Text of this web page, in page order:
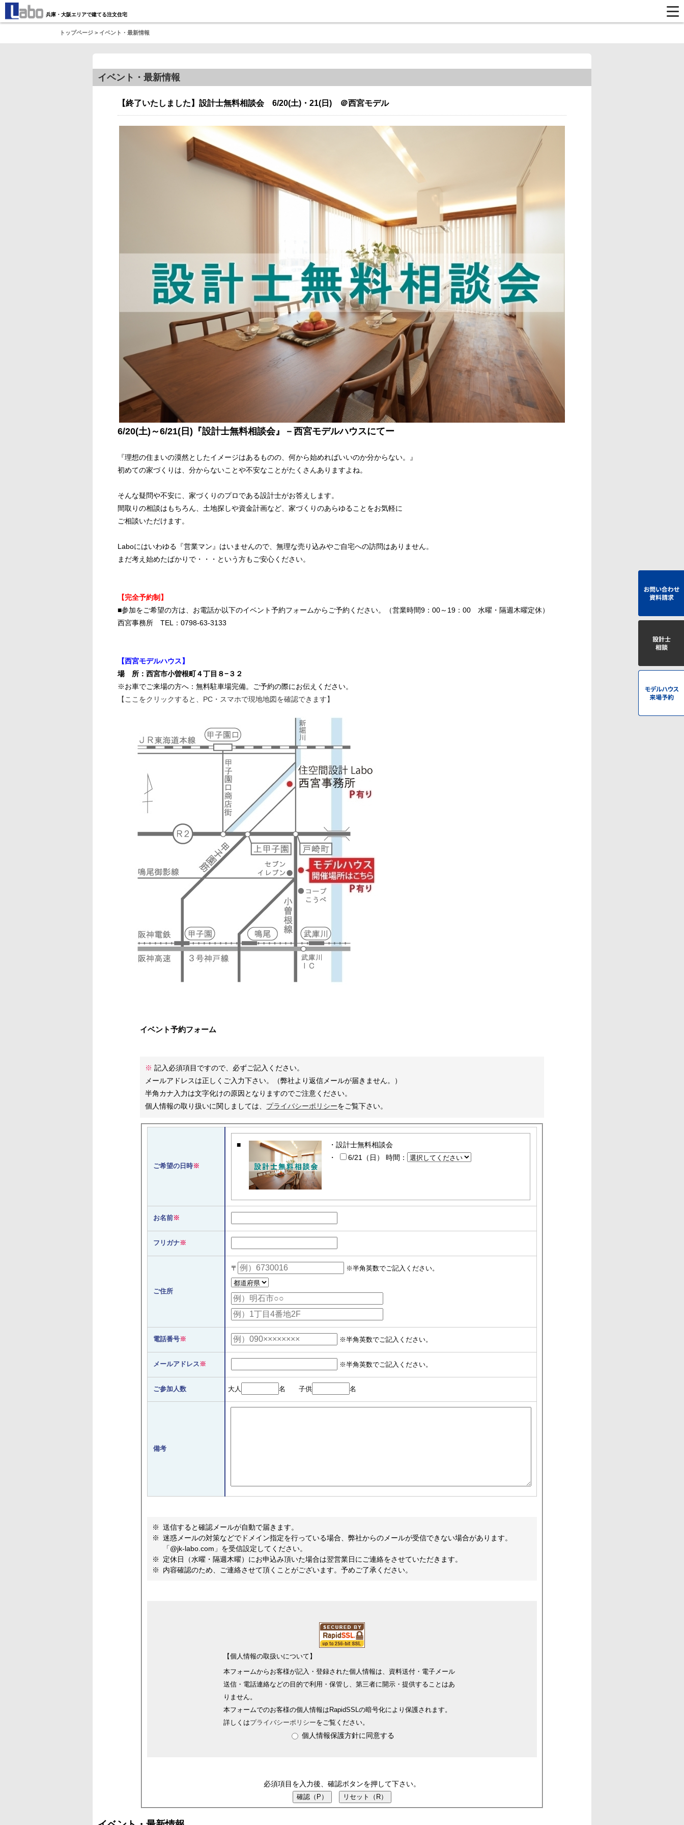
兵庫・大阪エリアで建てる注文住宅
トップページ > イベント・最新情報
イベント・最新情報
【終了いたしました】設計士無料相談会 6/20(土)・21(日) ＠西宮モデル
6/20(土)～6/21(日)『設計士無料相談会』－西宮モデルハウスにてー
『理想の住まいの漠然としたイメージはあるものの、何から始めればいいのか分からない。』
初めての家づくりは、分からないことや不安なことがたくさんありますよね。
そんな疑問や不安に、家づくりのプロである設計士がお答えします。
間取りの相談はもちろん、土地探しや資金計画など、家づくりのあらゆることをお気軽に
ご相談いただけます。
Laboにはいわゆる『営業マン』はいませんので、無理な売り込みやご自宅への訪問はありません。
まだ考え始めたばかりで・・・という方もご安心ください。
【完全予約制】
■参加をご希望の方は、お電話か以下のイベント予約フォームからご予約ください。（営業時間9：00～19：00 水曜・隔週木曜定休）
西宮事務所 TEL：0798-63-3133
【西宮モデルハウス】
場 所：西宮市小曽根町４丁目８−３２
※お車でご来場の方へ：無料駐車場完備。ご予約の際にお伝えください。
【ここをクリックすると、PC・スマホで現地地図を確認できます】
イベント予約フォーム
※ 記入必須項目ですので、必ずご記入ください。
メールアドレスは正しくご入力下さい。（弊社より返信メールが届きません。）
半角カナ入力は文字化けの原因となりますのでご注意ください。
個人情報の取り扱いに関しましては、 プライバシーポリシーをご覧下さい。
ご希望の日時※
設計士無料相談会
6/21（日）
時間：
お名前※
フリガナ※
ご住所
〒 ※半角英数でご記入ください。
電話番号※ ※半角英数でご記入ください。
メールアドレス ※ ※半角英数でご記入ください。
ご参加人数 大人 名 子供 名
備考
送信すると確認メールが自動で届きます。
迷惑メールの対策などでドメイン指定を行っている場合、弊社からのメールが受信できない場合があります。
「@jk-labo.com」を受信設定してください。
定休日（水曜・隔週木曜）にお申込み頂いた場合は翌営業日にご連絡をさせていただきます。
内容確認のため、ご連絡させて頂くことがございます。予めご了承ください。
【個人情報の取扱いについて】
本フォームからお客様が記入・登録された個人情報は、資料送付・電子メール
送信・電話連絡などの目的で利用・保管し、第三者に開示・提供することはあ
りません。
本フォームでのお客様の個人情報はRapidSSLの暗号化により保護されます。
詳しくはプライバシーポリシーをご覧ください。
個人情報保護方針に同意する
必須項目を入力後、確認ボタンを押して下さい。